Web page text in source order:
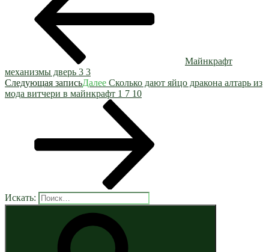
Майнкрафт
механизмы дверь 3 3
Следующая записьДалее Сколько дают яйцо дракона алтарь из
мода витчери в майнкрафт 1 7 10
Искать: